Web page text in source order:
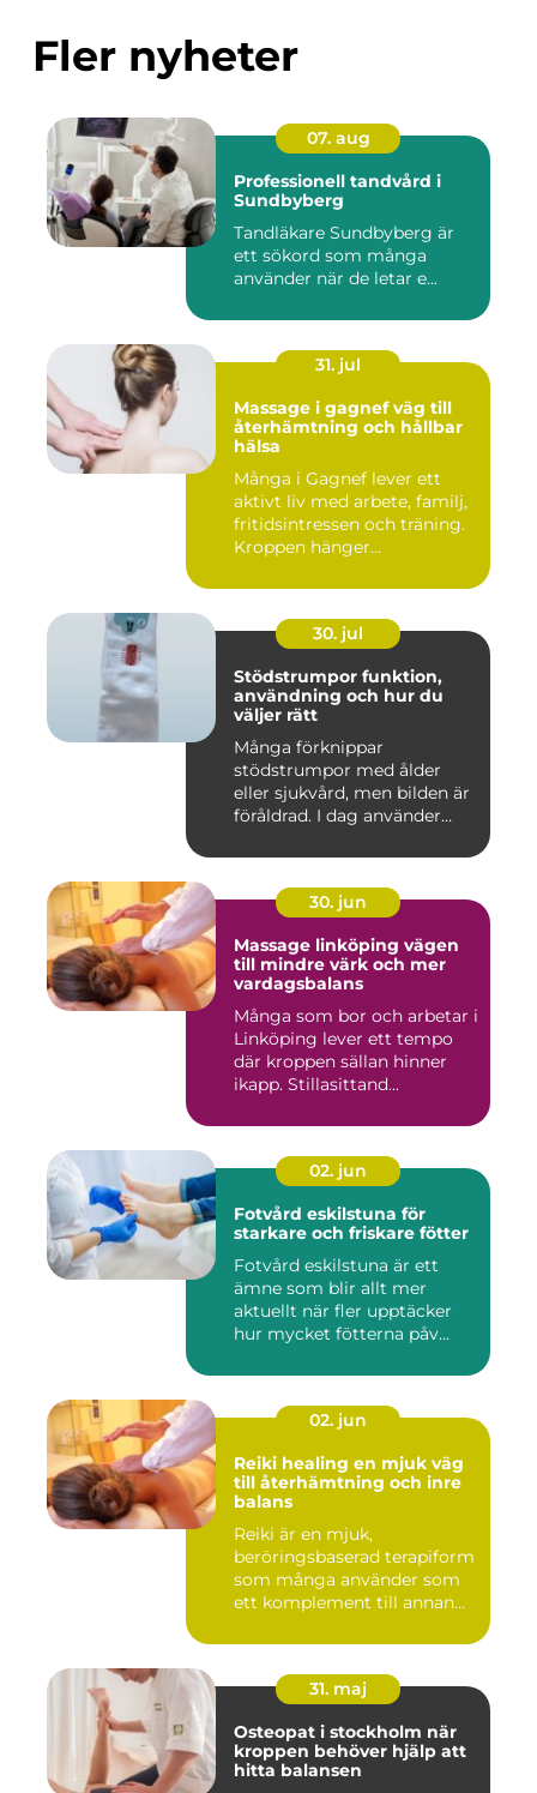
Fler nyheter
07. aug
Professionell tandvård i
Sundbyberg
Tandläkare Sundbyberg är
ett sökord som många
använder när de letar e...
31. jul
Massage i gagnef väg till
återhämtning och hållbar
hälsa
Många i Gagnef lever ett
aktivt liv med arbete, familj,
fritidsintressen och träning.
Kroppen hänger...
30. jul
Stödstrumpor funktion,
användning och hur du
väljer rätt
Många förknippar
stödstrumpor med ålder
eller sjukvård, men bilden är
föråldrad. I dag använder
30. jun
Massage linköping vägen
till mindre värk och mer
vardagsbalans
Många som bor och arbetar i
Linköping lever ett tempo
där kroppen sällan hinner
ikapp. Stillasittand...
02. jun
Fotvård eskilstuna för
starkare och friskare fötter
Fotvård eskilstuna är ett
ämne som blir allt mer
aktuellt när fler upptäcker
hur mycket fötterna påv...
02. jun
Reiki healing en mjuk väg
till återhämtning och inre
balans
Reiki är en mjuk,
beröringsbaserad terapiform
som många använder som
ett komplement till annan
31. maj
Osteopat i stockholm när
kroppen behöver hjälp att
hitta balansen